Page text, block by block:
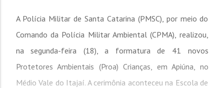
A Polícia Militar de Santa Catarina (PMSC), por meio do
Comando da Polícia Militar Ambiental (CPMA), realizou,
na segunda-feira (18), a formatura de 41 novos
Protetores Ambientais (Proa) Crianças, em Apiúna, no
Médio Vale do Itajaí. A cerimônia aconteceu na Escola de